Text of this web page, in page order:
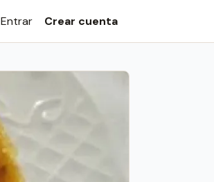
Entrar Crear cuenta